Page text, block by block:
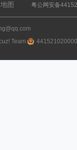
图 粤公网安备
Team.